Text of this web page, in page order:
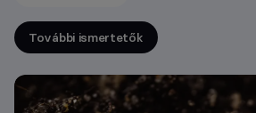
További ismertetők